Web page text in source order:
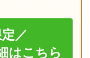
／
はこちら